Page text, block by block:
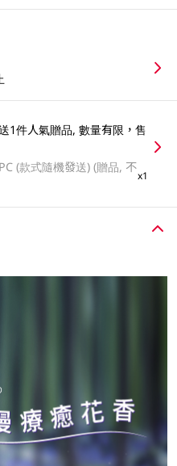
1件人氣贈品, 數量有限，售
(款式隨機發送) (贈品, 不
x1